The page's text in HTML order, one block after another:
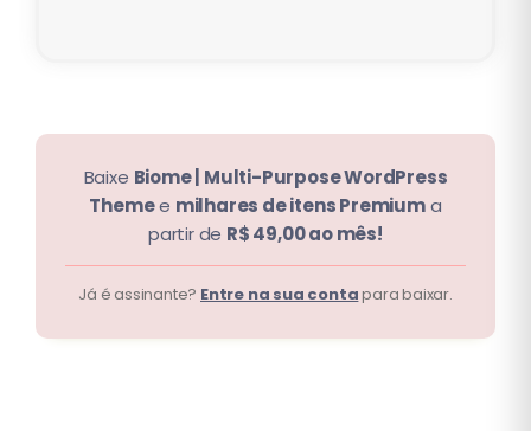
Baixe Biome | Multi-Purpose WordPress
Themee milhares de itens Premiuma
partir de R$ 49,00 ao mês!
Já é assinante? Entre na sua contapara baixar.